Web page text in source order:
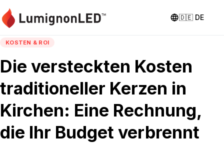
🇩🇪 DE
KOSTEN & ROI
Die versteckten Kosten
traditioneller Kerzen in
Kirchen: Eine Rechnung,
die Ihr Budget verbrennt